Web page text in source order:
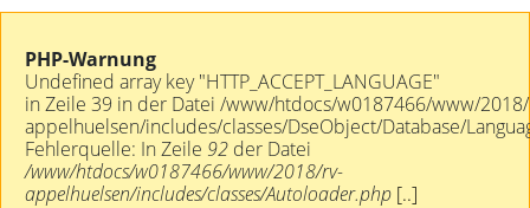
PHP-Warnung
Undefined array key "HTTP_ACCEPT_LANGUAGE"
in Zeile 39 in der Datei /www/htdocs/w0187466/www/
appelhuelsen/includes/classes/DseObject/Database/
Fehlerquelle: In Zeile 92 der Datei
/www/htdocs/w0187466/www/2018/rv-
appelhuelsen/includes/classes/Autoloader.php [..]